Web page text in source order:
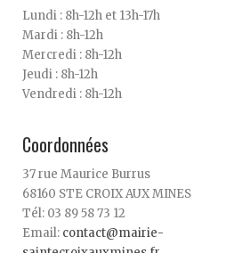
Lundi : 8h-12h et 13h-17h
Mardi : 8h-12h
Mercredi : 8h-12h
Jeudi : 8h-12h
Vendredi : 8h-12h
Coordonnées
37 rue Maurice Burrus
68160 STE CROIX AUX MINES
Tél: 03 89 58 73 12
Email: contact@mairie-